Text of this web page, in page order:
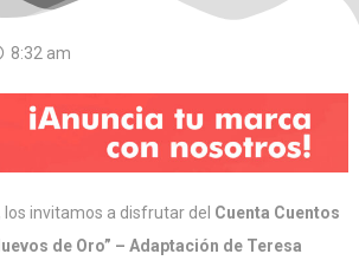
8:32 am
invitamos a disfrutar del Cuenta Cuentos
de Oro” – Adaptación de Teresa